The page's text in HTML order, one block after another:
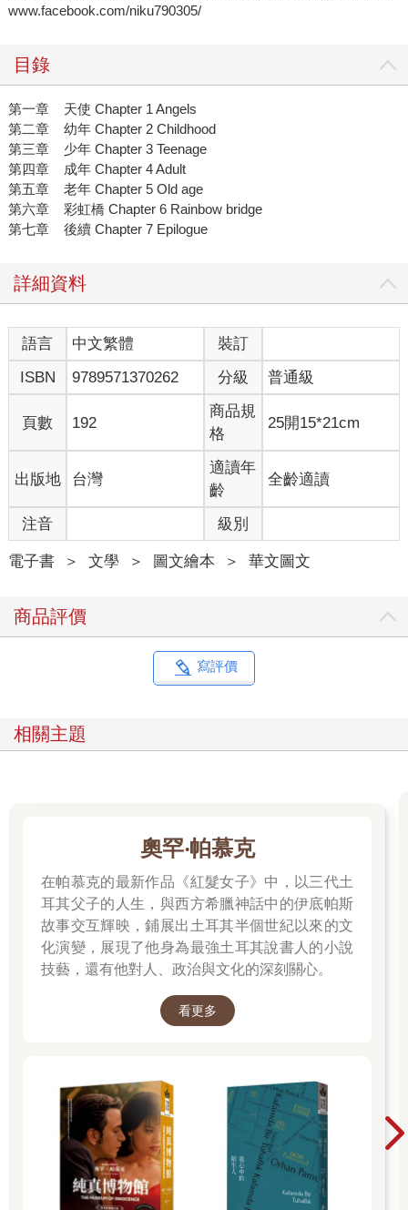
www.facebook.com/niku790305/
目錄
第一章 天使 Chapter 1 Angels
第二章 幼年 Chapter 2 Childhood
第三章 少年 Chapter 3 Teenage
第四章 成年 Chapter 4 Adult
第五章 老年 Chapter 5 Old age
第六章 彩虹橋 Chapter 6 Rainbow bridge
第七章 後續 Chapter 7 Epilogue
詳細資料
語言 中文繁體
裝訂
ISBN
9789571370262 分級 普通級
頁數 192
商品規
格
25開15*21cm
出版地 台灣
適讀年
齡
全齡適讀
注音 級別
電子書 ＞ 文學 ＞ 圖文繪本 ＞ 華文圖文
商品評價
寫評價
相關主題
奧罕‧帕慕克
在帕慕克的最新作品《紅髮女子》中，以三代土
耳其父子的人生，與西方希臘神話中的伊底帕斯
故事交互輝映，鋪展出土耳其半個世紀以來的文
化演變，展現了他身為最強土耳其說書人的小說
技藝，還有他對人、政治與文化的深刻關心。
看更多